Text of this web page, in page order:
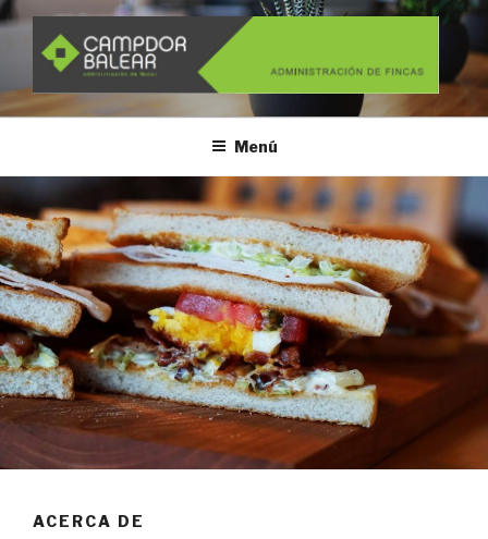
Ir
contenido
Administración de fincas
Menú
ACERCA DE